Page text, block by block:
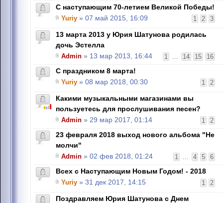
С наступающим 70-летием Великой Победы!
1 2 3
Yuriy » 07 май 2015, 16:09
13 марта 2013 у Юрия Шатунова родилась
дочь Эстелла
1 ... 14 15 16
Admin » 13 мар 2013, 16:44
С праздником 8 марта!
1 2
Yuriy » 08 мар 2018, 00:30
Какими музыкальными магазинами вы
пользуетесь для прослушивания песен?
1 2
Admin » 29 мар 2017, 01:14
23 февраля 2018 выход нового альбома "Не
молчи"
1 ... 4 5 6
Admin » 02 фев 2018, 01:24
Всех с Наступающим Новым Годом! - 2018
1 2
Yuriy » 31 дек 2017, 14:15
Поздравляем Юрия Шатунова с Днем